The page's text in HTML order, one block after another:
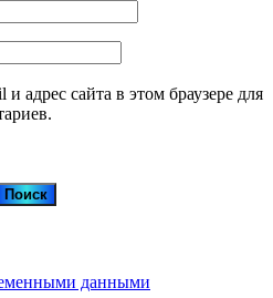
адрес сайта в этом браузере для
данными